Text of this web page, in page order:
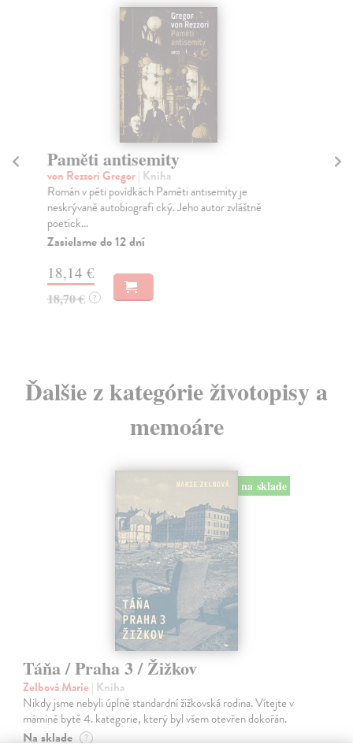
Paměti antisemity
von Rezzori Gregor| Kniha
Román v pěti povídkách Paměti antisemity je
neskrývaně autobiografi cký. Jeho autor zvláštně
poetick...
Zasielame do 12 dní
18,14 €
18,70 € ?
Ďalšie z kategórie životopisy a
memoáre
na sklade
Táňa / Praha 3 / Žižkov
Zelbová Marie | Kniha
Nikdy jsme nebyli úplně standardní žižkovská rodina. Vítejte v
mámině bytě 4. kategorie, který byl všem otevřen dokořán.
Na sklade ?